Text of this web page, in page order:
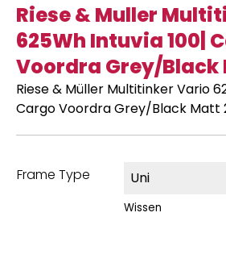
Riese & Muller
625Wh Intuvia 100|
Voordra Grey/Black
Riese & Müller Multitinker Vario
Cargo Voordra Grey/Black Matt
Frame Type
Wissen